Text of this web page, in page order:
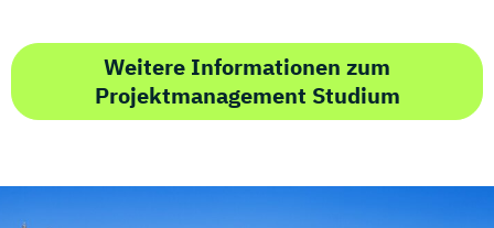
Weitere Informationen zum
Projektmanagement Studium